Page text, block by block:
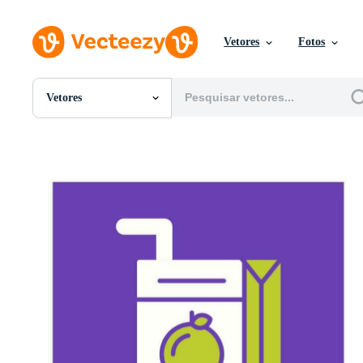
Vetores Fotos
Vetores
Todas Imagens
SVGs